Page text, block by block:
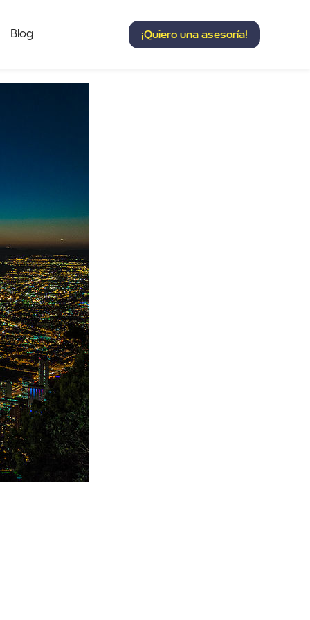
Blog ¡Quiero una asesoría!